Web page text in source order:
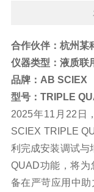
合作伙伴： 杭州某
仪器类型：液质联
品牌：AB SCIEX
型号： TRIPLE
2025年11月22日
SCIEX TRIPLE
利完成安装调试与
QUAD功能，将为
备在严苛应用中